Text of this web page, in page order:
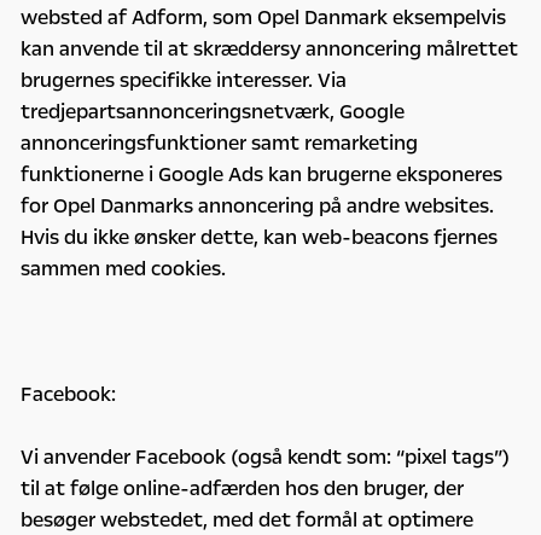
websted af Adform, som Opel Danmark eksempelvis
kan anvende til at skræddersy annoncering målrettet
brugernes specifikke interesser. Via
tredjepartsannonceringsnetværk, Google
annonceringsfunktioner samt remarketing
funktionerne i Google Ads kan brugerne eksponeres
for Opel Danmarks annoncering på andre websites.
Hvis du ikke ønsker dette, kan web-beacons fjernes
sammen med cookies.
Facebook:
Vi anvender Facebook (også kendt som: “pixel tags”)
til at følge online-adfærden hos den bruger, der
besøger webstedet, med det formål at optimere